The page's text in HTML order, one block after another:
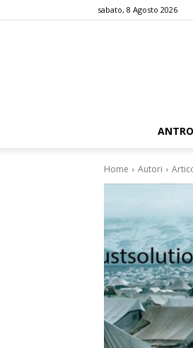
sabato, 8 Agosto 2026
Home Autori